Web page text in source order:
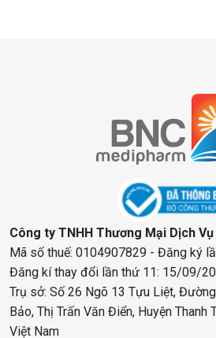
Công ty TNHH Thương Mại Dịch
Mã số thuế: 0104907829 - Đăng ký
Đăng kí thay đổi lần thứ 11: 15/09/
Trụ sở: Số 26 Ngõ 13 Tựu Liệt,
Bảo, Thị Trấn Văn Điển, Huyện Thanh
Việt Nam